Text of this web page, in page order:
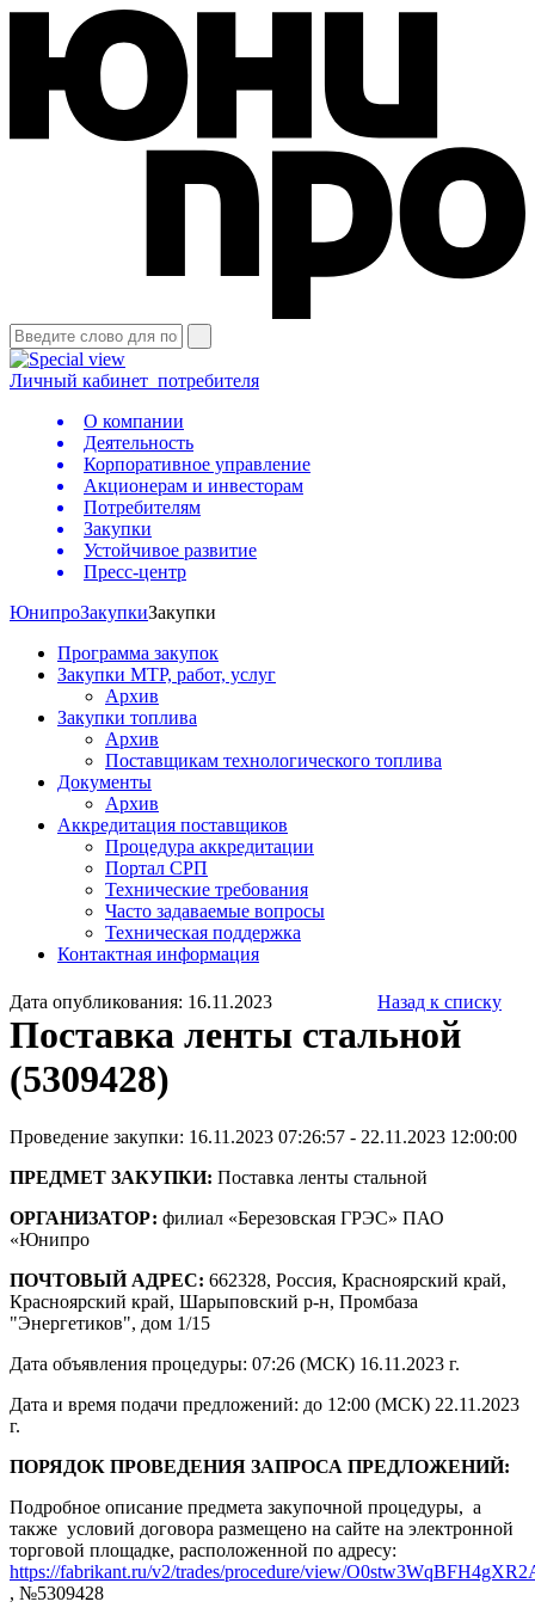
Личный кабинет потребителя
О компании
Деятельность
Корпоративное управление
Акционерам и инвесторам
Потребителям
Закупки
Устойчивое развитие
Пресс-центр
ЮнипроЗакупкиЗакупки
Программа закупок
Закупки МТР, работ, услуг
Архив
Закупки топлива
Архив
Поставщикам технологического топлива
Документы
Архив
Аккредитация поставщиков
Процедура аккредитации
Портал СРП
Технические требования
Часто задаваемые вопросы
Техническая поддержка
Контактная информация
Дата опубликования: 16.11.2023 Назад к списку
Поставка ленты стальной
(5309428)
Проведение закупки: 16.11.2023 07:26:57 - 22.11.2023 12:00:00
ПРЕДМЕТ ЗАКУПКИ: Поставка ленты стальной
ОРГАНИЗАТОР: филиал «Березовская ГРЭС» ПАО
«Юнипро
ПОЧТОВЫЙ АДРЕС: 662328, Россия, Красноярский край,
Красноярский край, Шарыповский р-н, Промбаза
"Энергетиков", дом 1/15
Дата объявления процедуры: 07:26 (МСК) 16.11.2023 г.
Дата и время подачи предложений: до 12:00 (МСК) 22.11.2023
г.
ПОРЯДОК ПРОВЕДЕНИЯ ЗАПРОСА ПРЕДЛОЖЕНИЙ:
Подробное описание предмета закупочной процедуры, а
также условий договора размещено на сайте на электронной
торговой площадке, расположенной по адресу:
https://fabrikant.ru/v2/trades/procedure/view/
, №5309428